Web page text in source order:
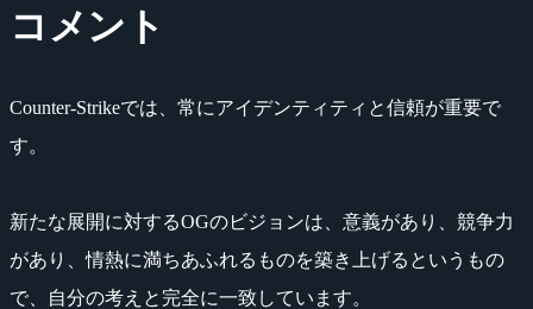
コメント
Counter-Strikeでは、常にアイデンティティと信頼が重要で
す。
新たな展開に対するOGのビジョンは、意義があり、競争力
があり、情熱に満ちあふれるものを築き上げるというもの
で、自分の考えと完全に一致しています。